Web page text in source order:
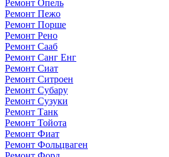
Ремонт Опель
Ремонт Пежо
Ремонт Порше
Ремонт Рено
Ремонт Сааб
Ремонт Санг Енг
Ремонт Сиат
Ремонт Ситроен
Ремонт Субару
Ремонт Сузуки
Ремонт Танк
Ремонт Тойота
Ремонт Фиат
Ремонт Фольцваген